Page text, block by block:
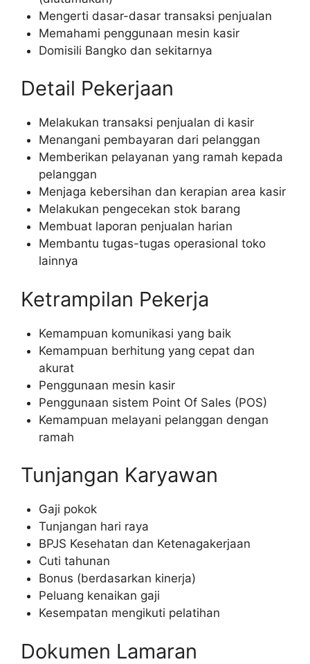
Mengerti dasar-dasar transaksi penjualan
Memahami penggunaan mesin kasir
Domisili Bangko dan sekitarnya
Detail Pekerjaan
Melakukan transaksi penjualan di kasir
Menangani pembayaran dari pelanggan
Memberikan pelayanan yang ramah kepada
pelanggan
Menjaga kebersihan dan kerapian area kasir
Melakukan pengecekan stok barang
Membuat laporan penjualan harian
Membantu tugas-tugas operasional toko
lainnya
Ketrampilan Pekerja
Kemampuan komunikasi yang baik
Kemampuan berhitung yang cepat dan
akurat
Penggunaan mesin kasir
Penggunaan sistem Point Of Sales (POS)
Kemampuan melayani pelanggan dengan
ramah
Tunjangan Karyawan
Gaji pokok
Tunjangan hari raya
BPJS Kesehatan dan Ketenagakerjaan
Cuti tahunan
Bonus (berdasarkan kinerja)
Peluang kenaikan gaji
Kesempatan mengikuti pelatihan
Dokumen Lamaran